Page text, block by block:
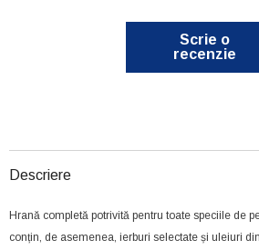
Scrie o
recenzie
Descriere
Hrană completă potrivită pentru toate speciile de
conțin, de asemenea, ierburi selectate și uleiuri